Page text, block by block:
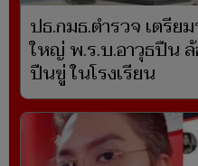
ปธ.กมธ.ตำรวจ เตรีย
ใหญ่ พ.ร.บ.อาวุธปืน
ปืนขู่ ในโรงเรียน